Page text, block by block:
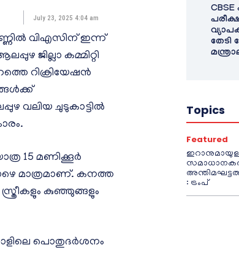
July 23, 2025 4:04 am
വിഎസിന് ഇന്ന്
ജില്ലാ കമ്മിറ്റി
റിക്രിയേഷന്‍
വലിയ ചുടുകാട്ടില്‍
15 മണിക്കൂർ
മാത്രമാണ്. കനത്ത
കുഞ്ഞുങ്ങളും
പൊതുദര്‍ശനം
തേടി
Topics
Featured
: ട്രംപ്